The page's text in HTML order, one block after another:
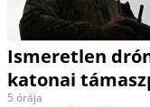
Ismeretlen
katonai
5 órája